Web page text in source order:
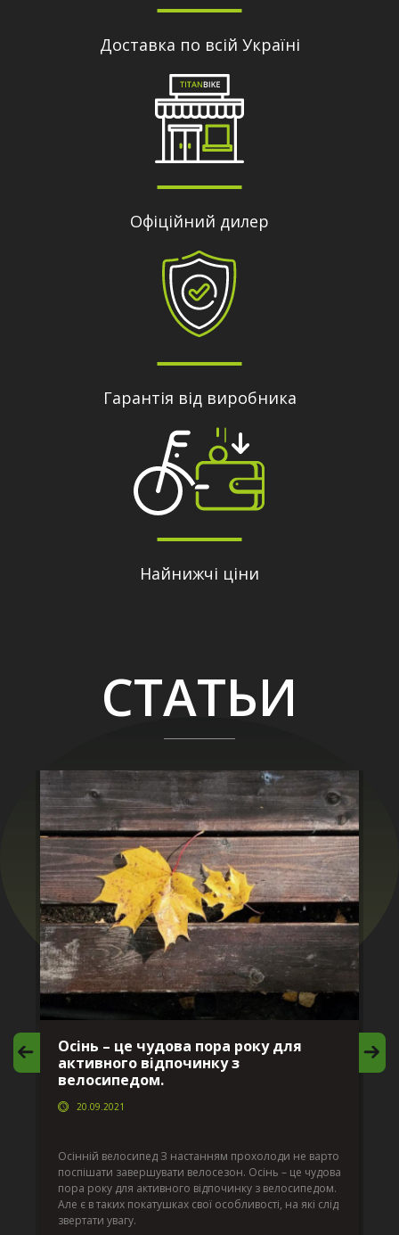
Доставка по всій Україні
Офіційний дилер
Гарантія від виробника
Найнижчі ціни
СТАТЬИ
Осінь – це чудова пора року для
активного відпочинку з
велосипедом.
20.09.2021
Осінній велосипед З настанням прохолоди не варто
поспішати завершувати велосезон. Осінь – це чудова
пора року для активного відпочинку з велосипедом.
Але є в таких покатушках свої особливості, на які слід
звертати увагу.